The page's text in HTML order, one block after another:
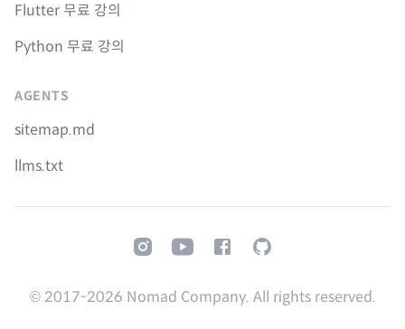
Flutter 무료 강의
Python 무료 강의
AGENTS
sitemap.md
llms.txt
InstagramYoutubeFacebookGitHub
© 2017-2026 Nomad Company. All rights reserved.